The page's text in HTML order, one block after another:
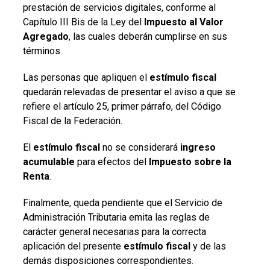
prestación de servicios digitales, conforme al
Capítulo III Bis de la Ley del
Impuesto al Valor
Agregado, las cuales deberán cumplirse en sus
términos.
Las personas que apliquen el estímulo fiscal
quedarán relevadas de presentar el aviso a que se
refiere el artículo 25, primer párrafo, del Código
Fiscal de la Federación.
El estímulo fiscal no se considerará ingreso
acumulable para efectos del
Impuesto sobre la
Renta.
Finalmente, queda pendiente que el Servicio de
Administración Tributaria emita las reglas de
carácter general necesarias para la correcta
aplicación del presente estímulo fiscal y de las
demás disposiciones correspondientes.